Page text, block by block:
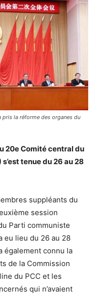
pris la réforme des organes du
20e Comité central du
tenuedu 26 au 28
suppléants du
session
Parti communiste
eu lieu du 26 au 28
également connu la
de la Commission
du PCC et les
qui n’avaient